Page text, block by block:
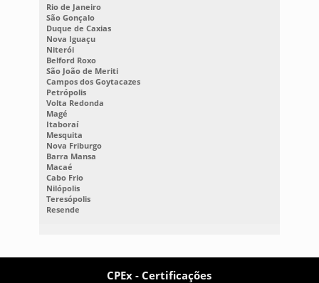
Rio de Janeiro
São Gonçalo
Duque de Caxias
Nova Iguaçu
Niterói
Belford Roxo
São João de Meriti
Campos dos Goytacazes
Petrópolis
Volta Redonda
Magé
Itaboraí
Mesquita
Nova Friburgo
Barra Mansa
Macaé
Cabo Frio
Nilópolis
Teresópolis
Resende
CPEx - Certificações